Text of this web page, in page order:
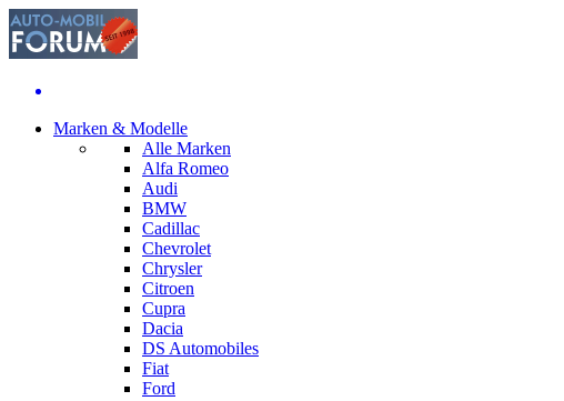
Marken & Modelle
Alle Marken
Alfa Romeo
Audi
BMW
Cadillac
Chevrolet
Chrysler
Citroen
Cupra
Dacia
DS Automobiles
Fiat
Ford